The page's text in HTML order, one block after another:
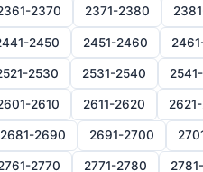
2370 2371-2380
2450 2451-2460
2530 2531-2540
2610 2611-2620
2681-2690 2691-2700
2770 2771-2780